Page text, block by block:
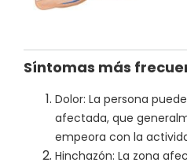
Síntomas más
Dolor: La persona
afectada, que
empeora con la
Hinchazón: La zona